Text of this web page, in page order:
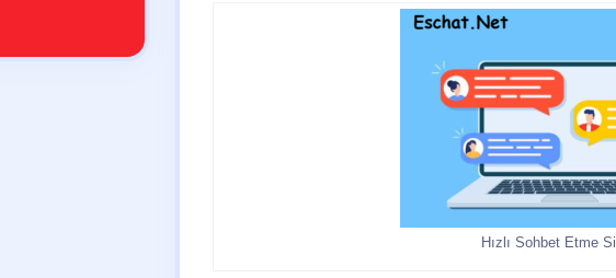
Hızlı Sohbet Etme